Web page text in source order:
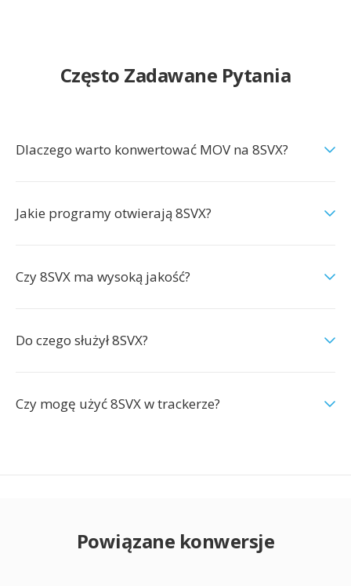
Często Zadawane Pytania
Dlaczego warto konwertować MOV na 8SVX?
Jakie programy otwierają 8SVX?
Czy 8SVX ma wysoką jakość?
Do czego służył 8SVX?
Czy mogę użyć 8SVX w trackerze?
Powiązane konwersje